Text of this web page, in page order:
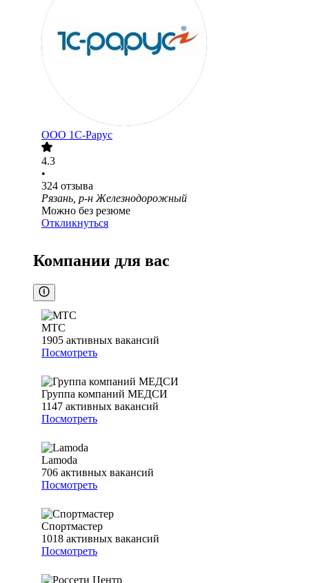
ООО 1C-Рарус
4.3
•
324 отзыва
Рязань, р-н Железнодорожный
Можно без резюме
Откликнуться
Компании для вас
МТС
1905 активных вакансий
Посмотреть
Группа компаний МЕДСИ
1147 активных вакансий
Посмотреть
Lamoda
706 активных вакансий
Посмотреть
Спортмастер
1018 активных вакансий
Посмотреть